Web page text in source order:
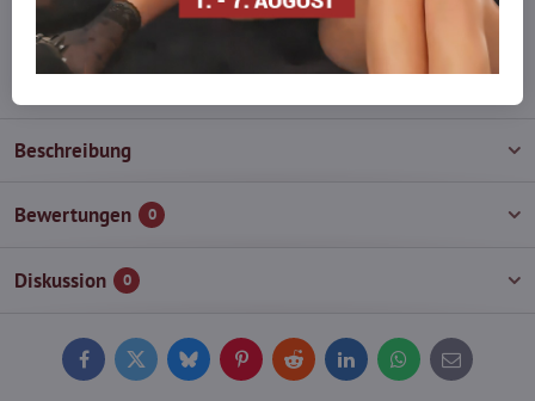
wieder auf!
info​@everlady​.eu
Beschreibung
Bewertungen 0
Diskussion 0
FacebookTwitterBlueskyPinterestReddit LinkedInWhatsApp
E-
mail